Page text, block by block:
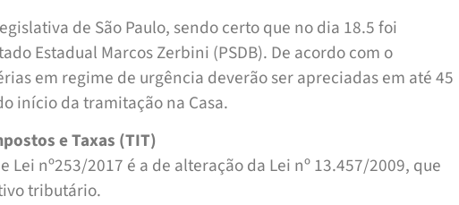
de São Paulo, sendo certo que no dia 18.5 foi
Estadual Marcos Zerbini (PSDB). De acordo com o
em regime de urgência deverão ser apreciadas em até 45
início da tramitação na Casa.
e Taxas (TIT)
Lei nº253/2017 é a de alteração da Lei nº 13.457/2009, que
tributário.